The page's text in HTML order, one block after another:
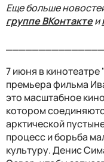
Еще больше
группе ВКонтактеи
7 июня в
премьера фильма
это масштабное
котором
арктической
процесс и борьба
культуру. Денис